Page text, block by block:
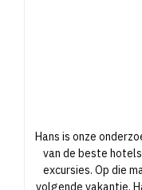
Hans is onze
van de beste
excursies. Op die
volgende vakantie.